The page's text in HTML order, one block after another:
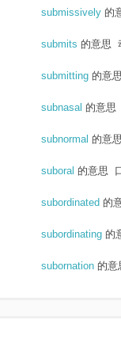
submissively 的
submits 的意思
submitting 的意
subnasal 的意思
subnormal 的意
suboral 的意思
subordinated 的
subordinating 的
subornation 的意